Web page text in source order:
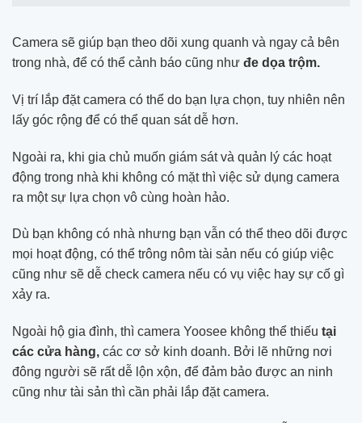
Camera sẽ giúp bạn theo dõi xung quanh và ngay cả bên
trong nhà, để có thể cảnh báo cũng như đe dọa trộm.
Vị trí lắp đặt camera có thể do bạn lựa chọn, tuy nhiên nên
lấy góc rộng để có thể quan sát dễ hơn.
Ngoài ra, khi gia chủ muốn giám sát và quản lý các hoạt
động trong nhà khi không có mặt thì việc sử dụng camera
ra một sự lựa chọn vô cùng hoàn hảo.
Dù bạn không có nhà nhưng bạn vẫn có thể theo dõi được
mọi hoạt động, có thể trông nôm tài sản nếu có giúp việc
cũng như sẽ dễ check camera nếu có vụ việc hay sự cố gì
xảy ra.
Ngoài hộ gia đình, thì camera Yoosee không thể thiếu tại
các cửa hàng, các cơ sở kinh doanh. Bởi lẽ những nơi
đông người sẽ rất dễ lộn xộn, để đảm bảo được an ninh
cũng như tài sản thì cần phải lắp đặt camera.